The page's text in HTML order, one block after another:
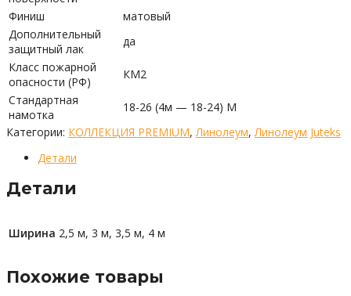
Финиш
матовый
Дополнительный
защитный лак
да
Класс пожарной
опасности (РФ)
КМ2
Стандартная
намотка
18-26 (4м — 18-24) М
Категории: КОЛЛЕКЦИЯ PREMIUM, Линолеум, Линолеум Juteks
Детали
Детали
Ширина 2,5 м, 3 м, 3,5 м, 4 м
Похожие товары